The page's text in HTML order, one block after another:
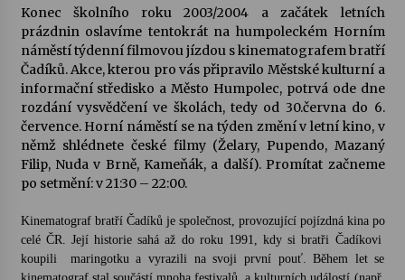
Pozvánka na integrační festival Quijotova
šedesátka: 28. 7.–1. 8. 2026
28. 7. 2026
Letní koncerty ve Stromovce: Kolchoz a
Jenakaši
28. 7. 2026
Votavžatský ploty
23. 7. 2026
Konec školního roku 2003/2004 a začátek letních
prázdnin oslavíme tentokrát na humpoleckém Horním
náměstí týdenní filmovou jízdou s kinematografem bratří
Čadíků. Akce, kterou pro vás připravilo Městské kulturní a
informační středisko a Město Humpolec, potrvá ode dne
rozdání vysvědčení ve školách, tedy od 30.června do 6.
července. Horní náměstí se na týden změní v letní kino, v
němž shlédnete české filmy (Želary, Pupendo, Mazaný
Filip, Nuda v Brně, Kameňák, a další). Promítat začneme
po setmění: v 21:30 – 22:00.
Kinematograf bratří Čadíků je společnost, provozující pojízdná kina po
celé ČR. Její historie sahá až do roku 1991, kdy si bratři Čadíkovi
koupili maringotku a vyrazili na svoji první pouť. Během let se